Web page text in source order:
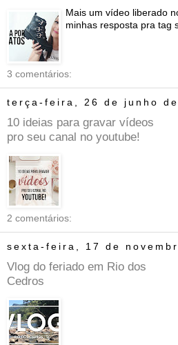
Mais um vídeo liberado
minhas resposta pra tag
3 comentários:
terça-feira, 26 de junho
10 ideias para gravar vídeos
pro seu canal no youtube!
2 comentários:
sexta-feira, 17 de
Vlog do feriado em Rio dos
Cedros